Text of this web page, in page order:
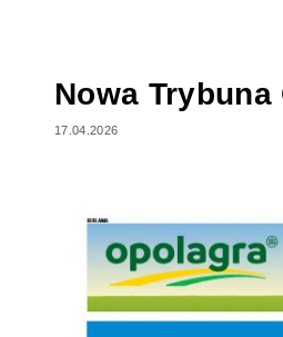
Nowa
17.04.2026